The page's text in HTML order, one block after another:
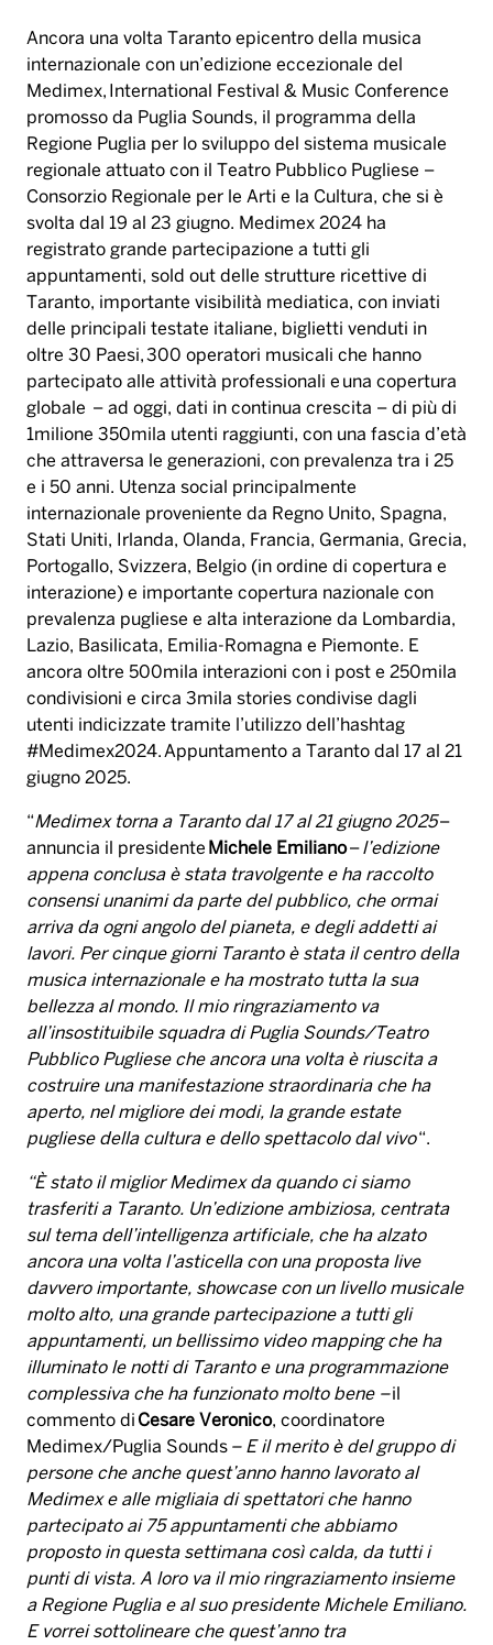
Ancora una volta Taranto epicentro della musica
internazionale con un’edizione eccezionale del
Medimex, International Festival & Music Conference
promosso da Puglia Sounds, il programma della
Regione Puglia per lo sviluppo del sistema musicale
regionale attuato con il Teatro Pubblico Pugliese –
Consorzio Regionale per le Arti e la Cultura, che si è
svolta dal 19 al 23 giugno. Medimex 2024 ha
registrato grande partecipazione a tutti gli
appuntamenti, sold out delle strutture ricettive di
Taranto, importante visibilità mediatica, con inviati
delle principali testate italiane, biglietti venduti in
oltre 30 Paesi, 300 operatori musicali che hanno
partecipato alle attività professionali e una copertura
globale – ad oggi, dati in continua crescita – di più di
1milione 350mila utenti raggiunti, con una fascia d’età
che attraversa le generazioni, con prevalenza tra i 25
e i 50 anni. Utenza social principalmente
internazionale proveniente da Regno Unito, Spagna,
Stati Uniti, Irlanda, Olanda, Francia, Germania, Grecia,
Portogallo, Svizzera, Belgio (in ordine di copertura e
interazione) e importante copertura nazionale con
prevalenza pugliese e alta interazione da Lombardia,
Lazio, Basilicata, Emilia-Romagna e Piemonte. E
ancora oltre 500mila interazioni con i post e 250mila
condivisioni e circa 3mila stories condivise dagli
utenti indicizzate tramite l’utilizzo dell’hashtag
#Medimex2024. Appuntamento a Taranto dal 17 al 21
giugno 2025.
“Medimex torna a Taranto dal 17 al 21 giugno 2025–
annuncia il presidente Michele Emiliano– l’edizione
appena conclusa è stata travolgente e ha raccolto
consensi unanimi da parte del pubblico, che ormai
arriva da ogni angolo del pianeta, e degli addetti ai
lavori. Per cinque giorni Taranto è stata il centro della
musica internazionale e ha mostrato tutta la sua
bellezza al mondo. Il mio ringraziamento va
all’insostituibile squadra di Puglia Sounds/Teatro
Pubblico Pugliese che ancora una volta è riuscita a
costruire una manifestazione straordinaria che ha
aperto, nel migliore dei modi, la grande estate
pugliese della cultura e dello spettacolo dal vivo“.
“È stato il miglior Medimex da quando ci siamo
trasferiti a Taranto. Un’edizione ambiziosa, centrata
sul tema dell’intelligenza artificiale, che ha alzato
ancora una volta l’asticella con una proposta live
davvero importante, showcase con un livello musicale
molto alto, una grande partecipazione a tutti gli
appuntamenti, un bellissimo video mapping che ha
illuminato le notti di Taranto e una programmazione
complessiva che ha funzionato molto bene –il
commento di Cesare Veronico, coordinatore
Medimex/Puglia Sounds – E il merito è del gruppo di
persone che anche quest’anno hanno lavorato al
Medimex e alle migliaia di spettatori che hanno
partecipato ai 75 appuntamenti che abbiamo
proposto in questa settimana così calda, da tutti i
punti di vista. A loro va il mio ringraziamento insieme
a Regione Puglia e al suo presidente Michele Emiliano.
E vorrei sottolineare che quest’anno tra